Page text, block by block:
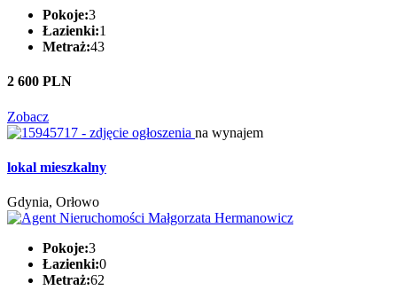
Pokoje:3
Łazienki:1
Metraż:43
2 600 PLN
Zobacz
na wynajem
lokal mieszkalny
Gdynia, Orłowo
Pokoje:3
Łazienki:0
Metraż:62